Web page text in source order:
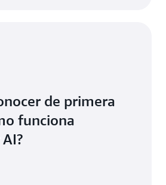
de primera
funciona